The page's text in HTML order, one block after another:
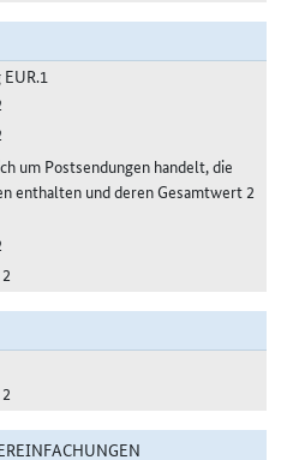
um Postsendungen handelt, die
enthalten und deren Gesamtwert 2